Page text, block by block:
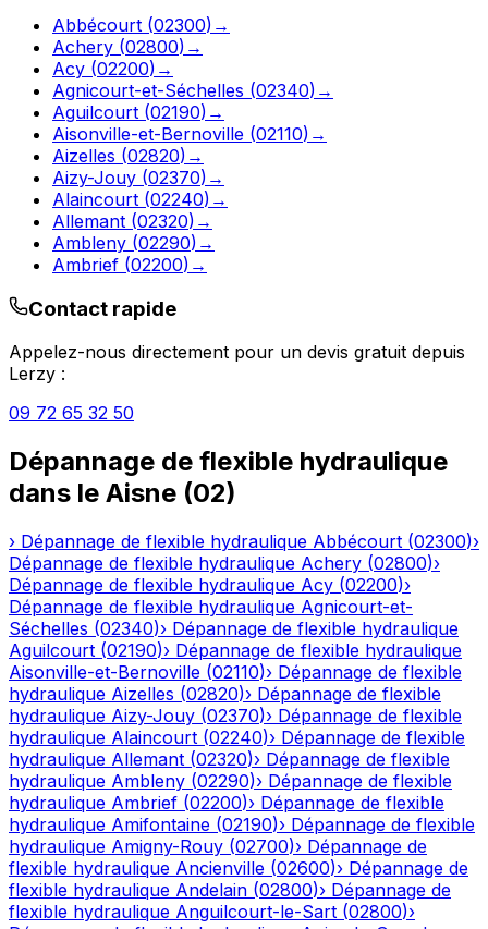
Abbécourt (02300) →
Achery (02800) →
Acy (02200) →
Agnicourt-et-Séchelles (02340) →
Aguilcourt (02190) →
Aisonville-et-Bernoville (02110) →
Aizelles (02820) →
Aizy-Jouy (02370) →
Alaincourt (02240) →
Allemant (02320) →
Ambleny (02290) →
Ambrief (02200) →
Contact rapide
Appelez-nous directement pour un devis gratuit depuis
Lerzy :
09 72 65 32 50
Dépannage de flexible hydraulique
dans le Aisne (02)
› Dépannage de flexible hydraulique Abbécourt (02300)›
Dépannage de flexible hydraulique Achery (02800)›
Dépannage de flexible hydraulique Acy (02200)›
Dépannage de flexible hydraulique Agnicourt-et-
Séchelles (02340)› Dépannage de flexible hydraulique
Aguilcourt (02190)› Dépannage de flexible hydraulique
Aisonville-et-Bernoville (02110)› Dépannage de flexible
hydraulique Aizelles (02820)› Dépannage de flexible
hydraulique Aizy-Jouy (02370)› Dépannage de flexible
hydraulique Alaincourt (02240)› Dépannage de flexible
hydraulique Allemant (02320)› Dépannage de flexible
hydraulique Ambleny (02290)› Dépannage de flexible
hydraulique Ambrief (02200)› Dépannage de flexible
hydraulique Amifontaine (02190)› Dépannage de flexible
hydraulique Amigny-Rouy (02700)› Dépannage de
flexible hydraulique Ancienville (02600)› Dépannage de
flexible hydraulique Andelain (02800)› Dépannage de
flexible hydraulique Anguilcourt-le-Sart (02800)›